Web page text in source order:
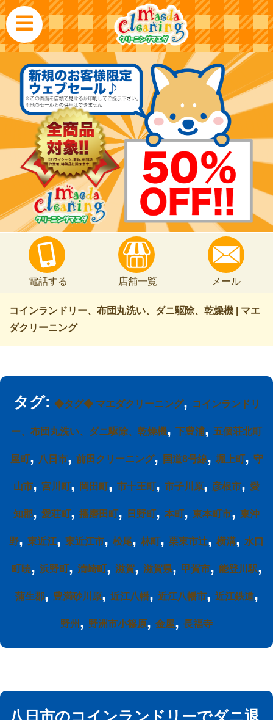
電話する 店舗一覧 メール
コインランドリー、布団丸洗い、ダニ駆除、乾燥機 | マエ
ダクリーニング
タグ: ◆タグ◆ マエダクリーニング, コインランドリ
ー、布団丸洗い、ダニ駆除、乾燥機, 下豊浦, 五個荘北町
屋町, 八日市, 前田クリーニング, 国道8号線, 堀上町, 守
山市, 宮川町, 岡田町, 市十王町, 市子川原, 彦根市, 愛
知郡, 愛荘町, 播磨田町, 日野町, 本町, 東本町市, 東沖
野, 東近江, 東近江市, 松尾, 林町, 栗東市辻, 横溝, 水口
町暁, 浜野町, 清崎町, 滋賀, 滋賀県, 甲賀市, 能登川駅,
蒲生郡, 豊満砂川原, 近江八幡, 近江八幡市, 近江鉄道,
野州 , 野洲市小篠原, 金屋, 長福寺
八日市のコインランドリーでダニ退